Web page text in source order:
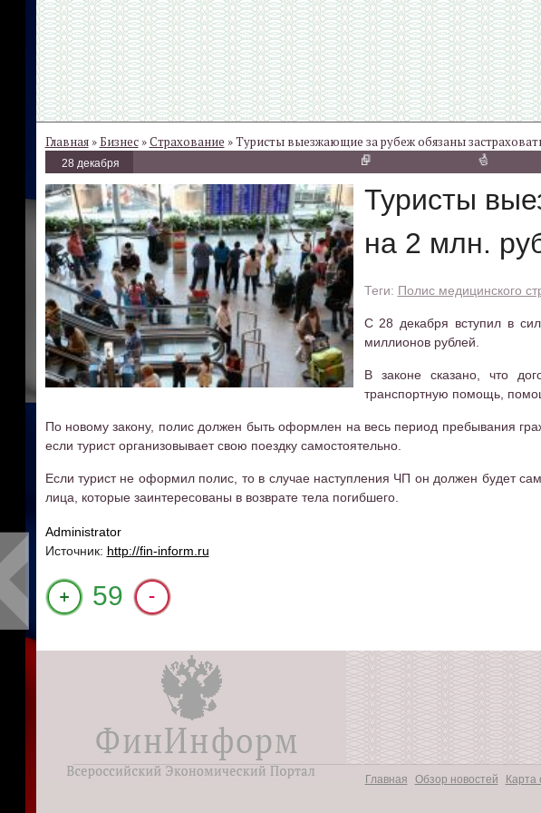
Главная»Бизнес»Страхование » Туристы выезжающие за рубеж обязаны
28 декабря
Туристы
на 2 млн.
Полис медицинского
С 28 декабря вступил в
миллионов рублей.
В законе сказано, что
транспортную помощь,
По новому закону, полис должен быть оформлен на весь период пребывания
если турист организовывает свою поездку самостоятельно.
Если турист не оформил полис, то в случае наступления ЧП он должен будет
лица, которые заинтересованы в возврате тела погибшего.
Administrator
Источник: http://fin-inform.ru
+1
59
Главная Обзор новостей Карта